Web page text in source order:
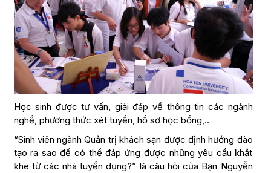
Học sinh được tư vấn, giải đáp về thông tin các ngành
nghề, phương thức xét tuyển, hồ sơ học bổng,..
“Sinh viên ngành Quản trị khách sạn được định hướng đào
tạo ra sao để có thể đáp ứng được những yêu cầu khắt
khe từ các nhà tuyển dụng?” là câu hỏi của Bạn Nguyễn